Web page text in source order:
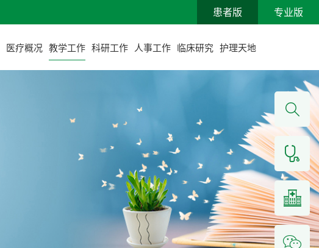
专业版
患者版
医疗概况 教学工作 科研工作 人事工作 临床研究 护理天地